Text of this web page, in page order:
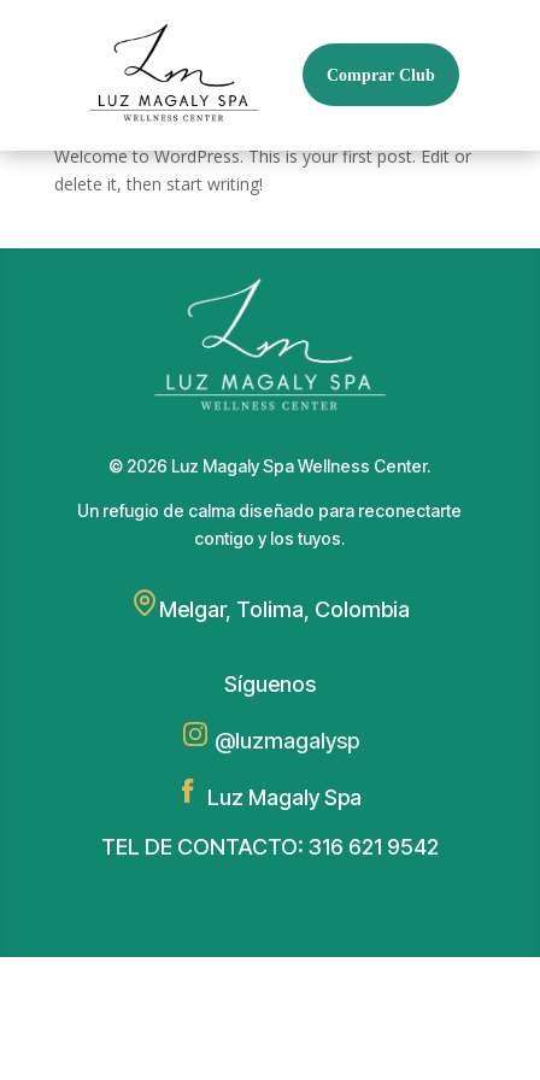
Comprar Club
Hello world!
jhuertas|Jun 29, 2026 Blog
Welcome to WordPress. This is your first post. Edit or
delete it, then start writing!
© 2026 Luz Magaly Spa Wellness Center.
Un refugio de calma diseñado para reconectarte
contigo y los tuyos.
Melgar, Tolima, Colombia
Síguenos
@luzmagalysp
Luz Magaly Spa
TEL DE CONTACTO: 316 621 9542